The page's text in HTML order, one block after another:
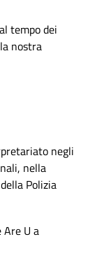
tempo dei
nostra
negli
nella
Polizia
U a